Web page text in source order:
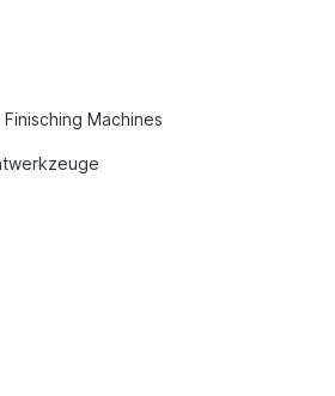
Machines